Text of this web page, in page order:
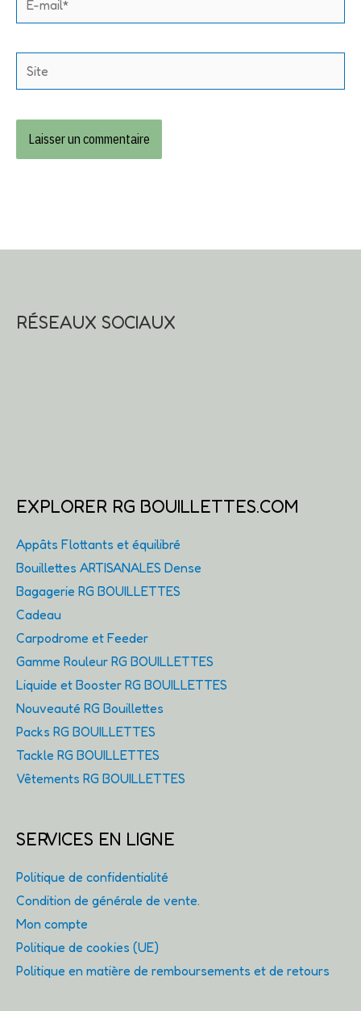
mail*
Site
RÉSEAUX SOCIAUX
EXPLORER RG BOUILLETTES.COM
Appâts Flottants et équilibré
Bouillettes ARTISANALES Dense
Bagagerie RG BOUILLETTES
Cadeau
Carpodrome et Feeder
Gamme Rouleur RG BOUILLETTES
Liquide et Booster RG BOUILLETTES
Nouveauté RG Bouillettes
Packs RG BOUILLETTES
Tackle RG BOUILLETTES
Vêtements RG BOUILLETTES
SERVICES EN LIGNE
Politique de confidentialité
Condition de générale de vente.
Mon compte
Politique de cookies (UE)
Politique en matière de remboursements et de retours